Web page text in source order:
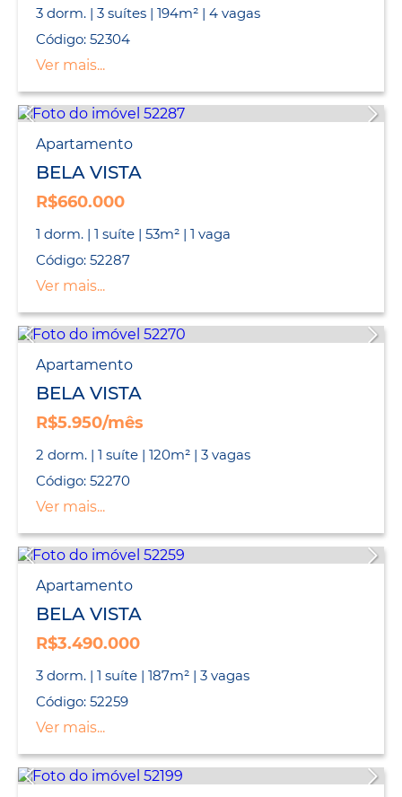
3 dorm. | 3 suítes | 194m² | 4 vagas
Código: 52304
Ver mais...
Apartamento
BELA VISTA
R$660.000
1 dorm. | 1 suíte | 53m² | 1 vaga
Código: 52287
Ver mais...
Apartamento
BELA VISTA
R$5.950/mês
2 dorm. | 1 suíte | 120m² | 3 vagas
Código: 52270
Ver mais...
Apartamento
BELA VISTA
R$3.490.000
3 dorm. | 1 suíte | 187m² | 3 vagas
Código: 52259
Ver mais...